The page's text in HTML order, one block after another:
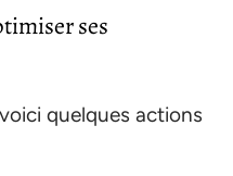
ses
quelques actions